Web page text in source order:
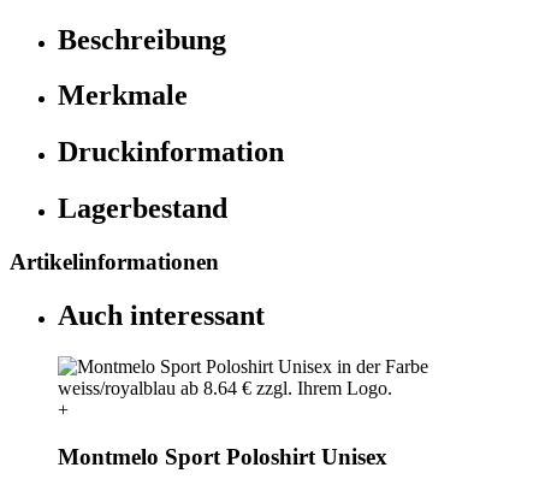
Beschreibung
Merkmale
Druckinformation
Lagerbestand
Artikelinformationen
Auch interessant
+
Montmelo Sport Poloshirt Unisex